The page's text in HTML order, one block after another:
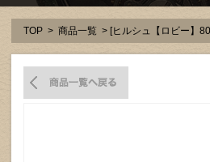
TOP > 商品一覧 > [ヒルシュ【ロビー】